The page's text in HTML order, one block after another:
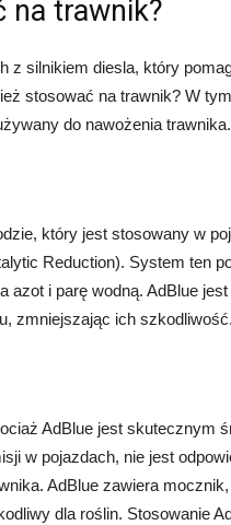
na trawnik?
z silnikiem diesla, który
stosować na trawnik? W
do nawożenia trawnika.
który jest stosowany w
Reduction). System ten
azot i parę wodną. AdBlue
zmniejszając ich szkodliwość.
AdBlue jest skutecznym
w pojazdach, nie jest
AdBlue zawiera
dla roślin. Stosowanie